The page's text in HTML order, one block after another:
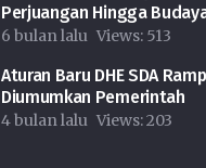
Perjuangan Hingga
6 bulan lalu Views: 513
Aturan Baru DHE SDA
Diumumkan Pemerintah
4 bulan lalu Views:203